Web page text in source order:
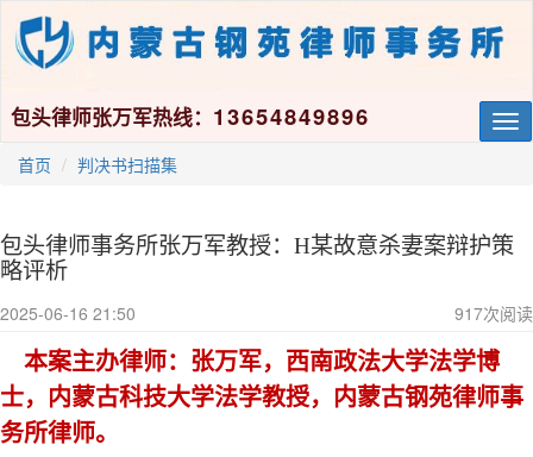
包头律师张万军热线： 13654849896
首页 判决书扫描集
包头律师事务所张万军教授：H某故意杀妻案辩护策
略评析
2025-06-16 21:50 917次阅读
本案主办律师：张万军，西南政法大学法学博
士，内蒙古科技大学法学教授，内蒙古钢苑律师事
务所律师。